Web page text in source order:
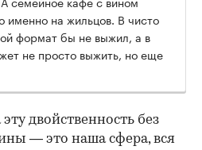
именно на жильцов. В чисто
формат бы не выжил, а в
не просто выжить, но еще
двойственность без
— это наша сфера, вся